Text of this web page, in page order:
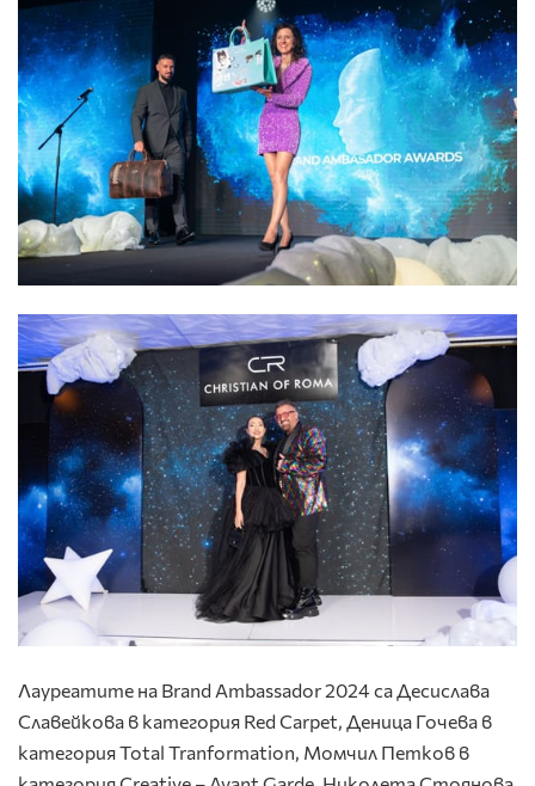
Лауреатите на Brand Ambassador 2024 са Десислава
Славейкова в категория Red Carpet, Деница Гочева в
категория Total Tranformation, Момчил Петков в